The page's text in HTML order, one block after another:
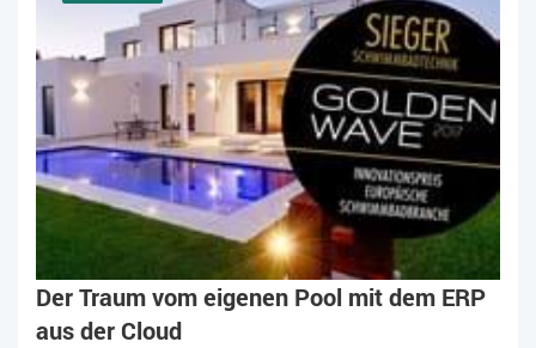
Der Traum vom eigenen Pool mit dem ERP
aus der Cloud